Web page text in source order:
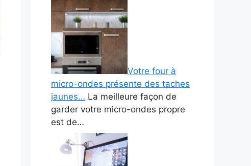
Votre four à
micro-ondes présente des taches
jaunes… La meilleure façon de
garder votre micro-ondes propre
est de…